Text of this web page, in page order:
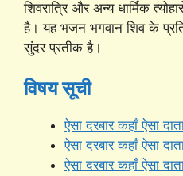
शिवरात्रि और अन्य धार्मिक
है। यह भजन भगवान शिव के
सुंदर प्रतीक है।
विषय सूची
ऐसा दरबार कहाँ ऐसा
ऐसा दरबार कहाँ ऐसा
ऐसा दरबार कहाँ ऐसा